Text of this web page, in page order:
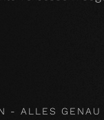
- ALLES